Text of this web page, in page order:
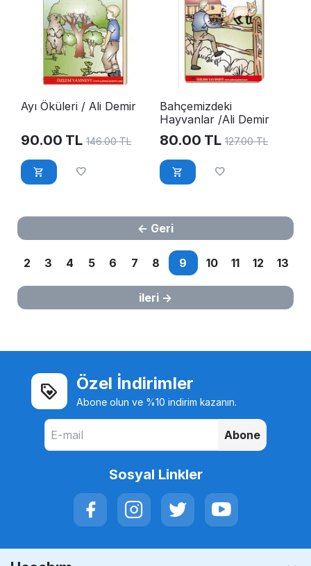
Ayı Öküleri / Ali Demir
90.00 TL 146.00 TL
Bahçemizdeki
Hayvanlar /Ali Demir
80.00 TL 127.00 TL
Geri
2 3 4 5 6 7 8 9 10 11 12 13
ileri
Özel İndirimler
Abone olun ve %10 indirim kazanın.
Abone
Sosyal Linkler